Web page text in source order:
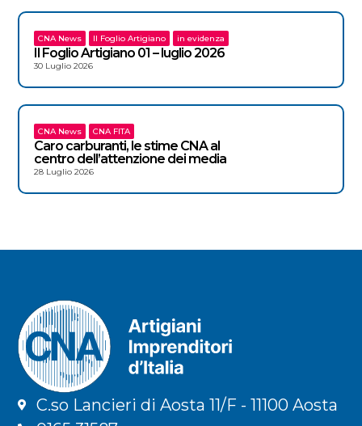
CNA News Il Foglio Artigiano in evidenza
Il Foglio Artigiano 01 – luglio 2026
30 Luglio 2026
CNA News CNA FITA
Caro carburanti, le stime CNA al
centro dell’attenzione dei media
28 Luglio 2026
C.so Lancieri di Aosta 11/F - 11100 Aosta